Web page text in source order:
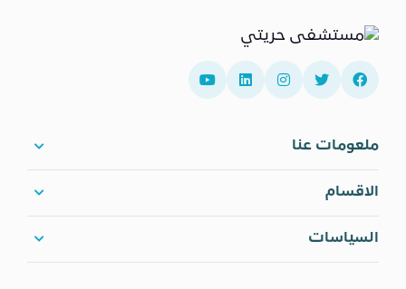
ملعومات عنا
الاقسام
السياسات